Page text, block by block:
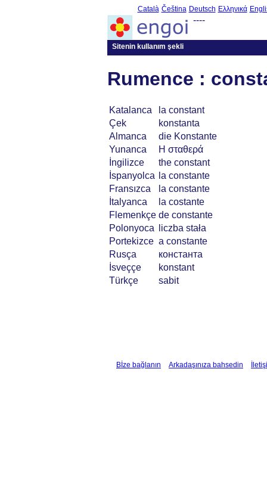
Català Čeština Deutsch Ελληνικά
----
Sitenin kullanım şekli
Rumence :
Katalanca
la constant
Çek
konstanta
Almanca
die Konstante
Yunanca
Η σταθερά
İngilizce
the constant
İspanyolca
la constante
Fransızca
la constante
İtalyanca
la costante
Flemenkçe de constante
Polonyoca
liczba stała
Portekizce a constante
Rusça
константа
İsveççe
konstant
Türkçe
sabit
Bİze bağlanın Arkadaşınıza bahsedin